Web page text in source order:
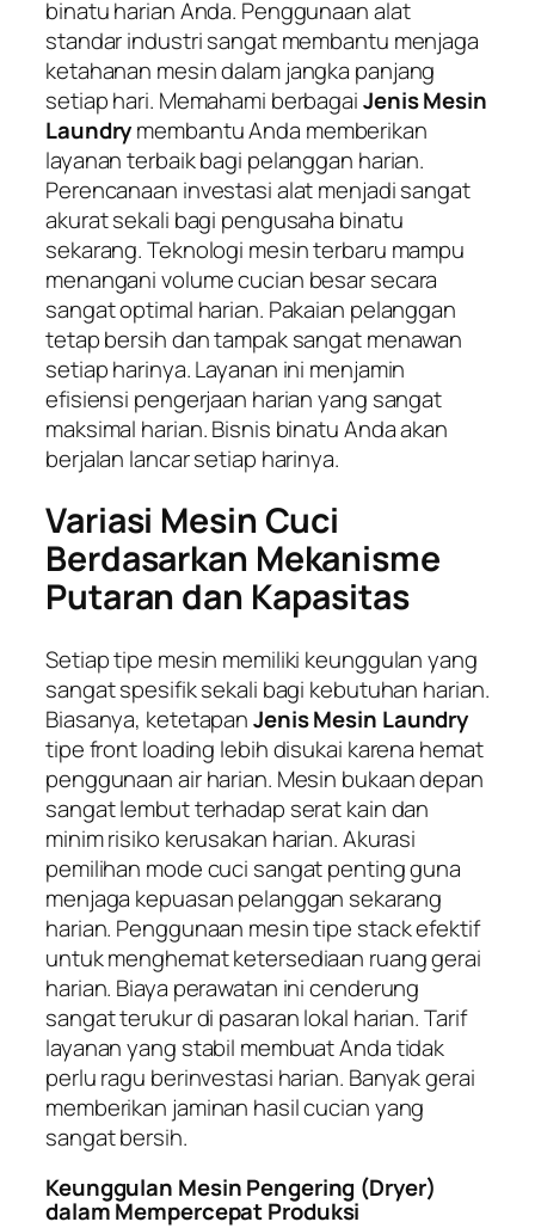
binatu harian Anda. Penggunaan alat
standar industri sangat membantu menjaga
ketahanan mesin dalam jangka panjang
setiap hari. Memahami berbagaiJenis Mesin
Laundrymembantu Anda memberikan
layanan terbaik bagi pelanggan harian.
Perencanaan investasi alat menjadi sangat
akurat sekali bagi pengusaha binatu
sekarang. Teknologi mesin terbaru mampu
menangani volume cucian besar secara
sangat optimal harian. Pakaian pelanggan
tetap bersih dan tampak sangat menawan
setiap harinya. Layanan ini menjamin
efisiensi pengerjaan harian yang sangat
maksimal harian. Bisnis binatu Anda akan
berjalan lancar setiap harinya.
Variasi Mesin Cuci
Berdasarkan Mekanisme
Putaran dan Kapasitas
Setiap tipe mesin memiliki keunggulan yang
sangat spesifik sekali bagi kebutuhan harian.
Biasanya, ketetapanJenis Mesin Laundry
tipefront loading lebih disukai karena hemat
penggunaan air harian. Mesin bukaan depan
sangat lembut terhadap serat kain dan
minim risiko kerusakan harian. Akurasi
pemilihan mode cuci sangat penting guna
menjaga kepuasan pelanggan sekarang
harian. Penggunaan mesin tipe stackefektif
untuk menghemat ketersediaan ruang gerai
harian. Biaya perawatan ini cenderung
sangat terukur di pasaran lokal harian. Tarif
layanan yang stabil membuat Anda tidak
perlu ragu berinvestasi harian. Banyak gerai
memberikan jaminan hasil cucian yang
sangat bersih.
Keunggulan Mesin Pengering (Dryer)
dalam Mempercepat Produksi